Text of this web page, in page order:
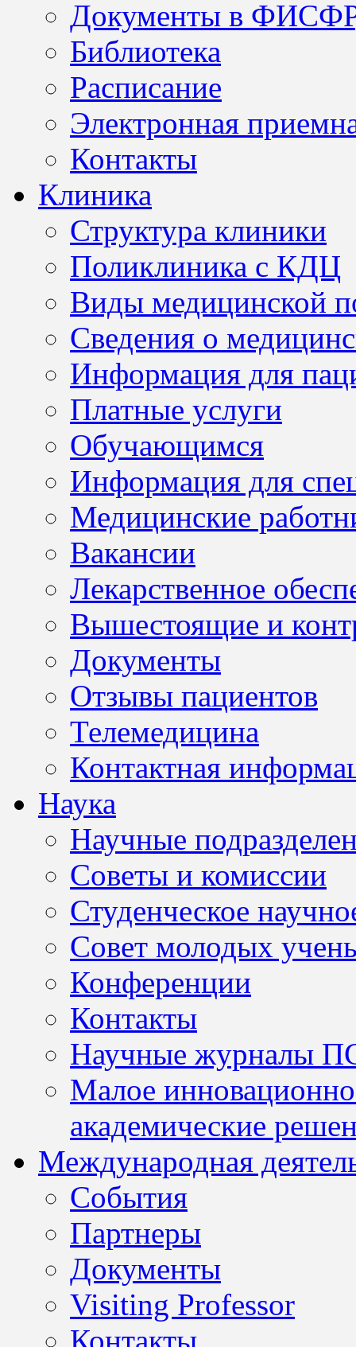
Документы в
Библиотека
Расписание
Электронная
Контакты
Клиника
Структура клиники
Поликлиника с КДЦ
Виды медицинской
Сведения о
Информация для
Платные услуги
Обучающимся
Информация для
Медицинские
Вакансии
Лекарственное
Вышестоящие и
Документы
Отзывы пациентов
Телемедицина
Контактная
Наука
Научные
Советы и комиссии
Студенческое
Совет молодых
Конференции
Контакты
Научные журналы
Малое
академические
Международная
События
Партнеры
Документы
Visiting Professor